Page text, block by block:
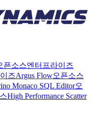
픈소스엔터프라이즈
즈Argus Flow오픈소스
Monaco SQL Editor오
High Performance Scatter